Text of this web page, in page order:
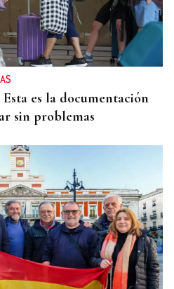
Esta es la documentación
sin problemas